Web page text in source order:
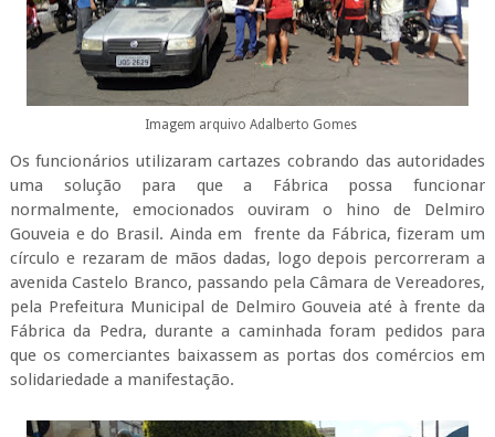
Imagem arquivo Adalberto Gomes
Os funcionários utilizaram cartazes cobrando das autoridades
uma solução para que a Fábrica possa funcionar
normalmente, emocionados ouviram o hino de Delmiro
Gouveia e do Brasil. Ainda em frente da Fábrica, fizeram um
círculo e rezaram de mãos dadas, logo depois percorreram a
avenida Castelo Branco, passando pela Câmara de Vereadores,
pela Prefeitura Municipal de Delmiro Gouveia até à frente da
Fábrica da Pedra, durante a caminhada foram pedidos para
que os comerciantes baixassem as portas dos comércios em
solidariedade a manifestação.